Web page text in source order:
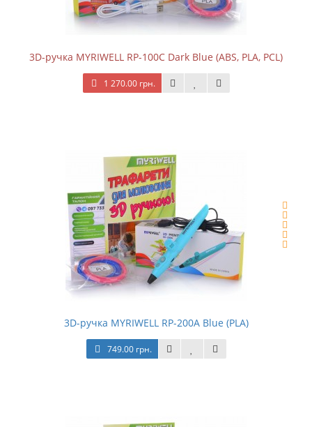
3D-ручка MYRIWELL RP-100C Dark Blue (ABS, PLA, PCL)
1 270.00 грн.
3D-ручка MYRIWELL RP-200A Blue (PLA)
749.00 грн.